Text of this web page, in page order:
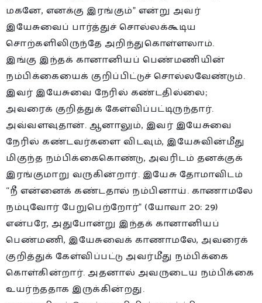
மகனே, எனக்கு இரங்கும்” என்று அவர்
இயேசுவைப் பார்த்துச் சொல்லக்கூடிய
சொற்களிலிருந்தே அறிந்துகொள்ளலாம்.
இங்கு இந்தக் கானானியப் பெண்மணியின்
நம்பிக்கையைக் குறிப்பிட்டுச் சொல்லவேண்டும்.
இவர் இயேசுவை நேரில் கண்டதில்லை;
அவரைக் குறித்துக் கேள்விப்பட்டிருந்தார்.
அவ்வளவுதான். ஆனாலும், இவர் இயேசுவை
நேரில் கண்டவர்களை விடவும், இயேசுவின்மீது
மிகுந்த நம்பிக்கைகொண்டு, அவரிடம் தனக்குக்
இரங்குமாறு வருகின்றார். இயேசு தோமாவிடம்
“நீ என்னைக் கண்டதால் நம்பினாய். காணாமலே
நம்புவோர் பேறுபெற்றோர்” (யோவா 20: 29)
என்பரே, அதுபோன்று இந்தக் கானானியப்
பெண்மணி, இயேசுவைக் காணாமலே, அவரைக்
குறித்துக் கேள்விப்பட்டு அவர்மீது நம்பிக்கை
கொள்கின்றார். அதனால் அவருடைய நம்பிக்கை
உயர்ந்ததாக இருக்கின்றது.